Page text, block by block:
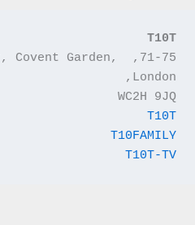
T10T
Covent Garden,
London,
WC2H 9JQ
T10T
T10FAMILY
T10T-TV